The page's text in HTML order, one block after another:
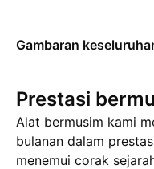
Gambaran
Prestasi
Alat bermusim kami
bulanan dalam
menemui corak